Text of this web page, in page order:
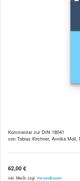
Kommentar zur DIN 18041
von Tobias Kirchner, Annika
62,00 €
inkl. MwSt. zzgl. Versandkosten